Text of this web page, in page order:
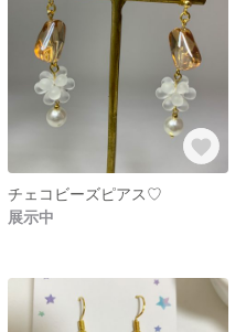
チェコビーズピアス♡
展示中